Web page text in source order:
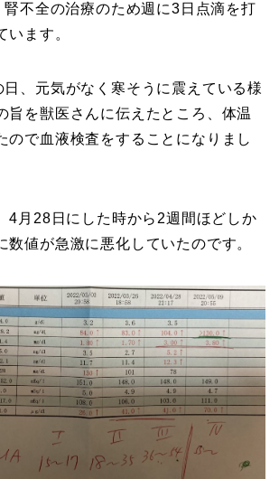
不全の治療のため週に3日点滴を打
います。
、元気がなく寒そうに震えている様
旨を獣医さんに伝えたところ、体温
ので血液検査をすることになりまし
4月28日にした時から2週間ほどしか
数値が急激に悪化していたのです。